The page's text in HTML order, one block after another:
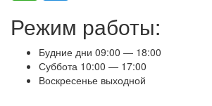
Режим работы:
Будние дни 09:00 — 18:00
Суббота 10:00 — 17:00
Воскресенье выходной